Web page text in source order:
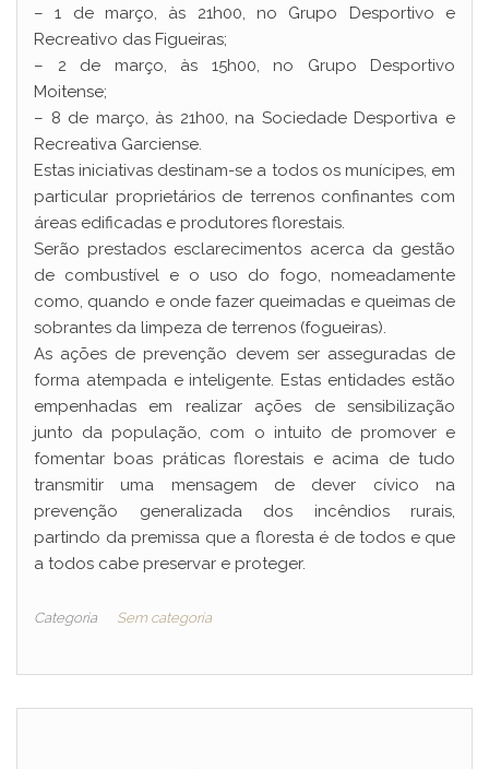
– 1 de março, às 21h00, no Grupo Desportivo e
Recreativo das Figueiras;
– 2 de março, às 15h00, no Grupo Desportivo
Moitense;
– 8 de março, às 21h00, na Sociedade Desportiva e
Recreativa Garciense.
Estas iniciativas destinam-se a todos os munícipes, em
particular proprietários de terrenos confinantes com
áreas edificadas e produtores florestais.
Serão prestados esclarecimentos acerca da gestão
de combustível e o uso do fogo, nomeadamente
como, quando e onde fazer queimadas e queimas de
sobrantes da limpeza de terrenos (fogueiras).
As ações de prevenção devem ser asseguradas de
forma atempada e inteligente. Estas entidades estão
empenhadas em realizar ações de sensibilização
junto da população, com o intuito de promover e
fomentar boas práticas florestais e acima de tudo
transmitir uma mensagem de dever cívico na
prevenção generalizada dos incêndios rurais,
partindo da premissa que a floresta é de todos e que
a todos cabe preservar e proteger.
Categoria Sem categoria